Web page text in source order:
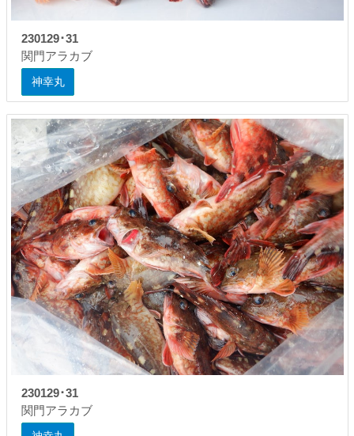
230129･31
関門アラカブ
神幸丸
230129･31
関門アラカブ